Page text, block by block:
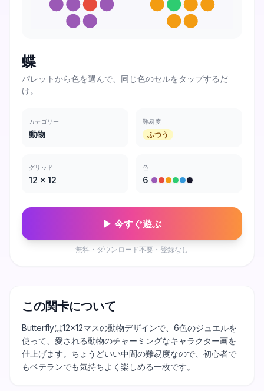
蝶
パレットから色を選んで、同じ色のセルをタップするだ
け。
カテゴリー
動物
難易度
ふつう
グリッド
12 × 12
色
6
▶ 今すぐ遊ぶ
無料・ダウンロード不要・登録なし
この関卡について
Butterflyは12×12マスの動物デザインで、6色のジュエルを
使って、愛される動物のチャーミングなキャラクター画を
仕上げます。ちょうどいい中間の難易度なので、初心者で
もベテランでも気持ちよく楽しめる一枚です。